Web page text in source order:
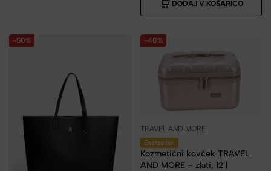
DODAJ V KOŠARICO
-50% -40%
TRAVEL AND MORE
Bestseller
Kozmetični kovček TRAVEL
AND MORE – zlati, 12 l